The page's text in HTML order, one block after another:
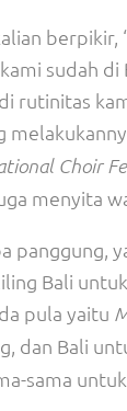
berpikir,
sudah
rutinitas
Choir
menyita
panggung,
Bali
pula yaitu
dan Bali
sama